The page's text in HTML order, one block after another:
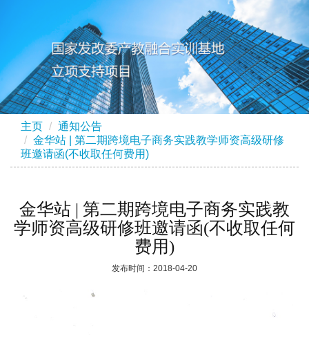
主页
通知公告
金华站 | 第二期跨境电子商务实践教学师资高级研修
班邀请函(不收取任何费用)
金华站 | 第二期跨境电子商务实践教
学师资高级研修班邀请函(不收取任何
费用)
发布时间：2018-04-20